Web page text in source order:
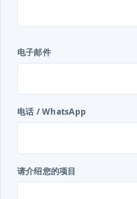
电子邮件
电话 / WhatsApp
请介绍您的项目